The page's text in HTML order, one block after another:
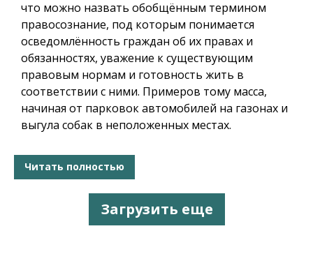
что можно назвать обобщённым термином
правосознание, под которым понимается
осведомлённость граждан об их правах и
обязанностях, уважение к существующим
правовым нормам и готовность жить в
соответствии с ними. Примеров тому масса,
начиная от парковок автомобилей на газонах и
выгула собак в неположенных местах.
Читать полностью
Загрузить еще